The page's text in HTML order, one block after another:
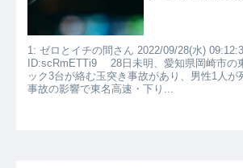
1: ゼロとイチの間さん 2022/09/28(水)
ID:scRmETTi9 28日未明、愛知県岡崎市の
ック3台が絡む玉突き事故があり、男性1人が
事故の影響で東名高速・下り...